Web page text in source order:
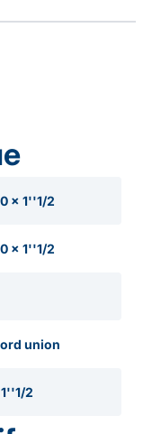
x 1''1/2
x 1''1/2
union
2